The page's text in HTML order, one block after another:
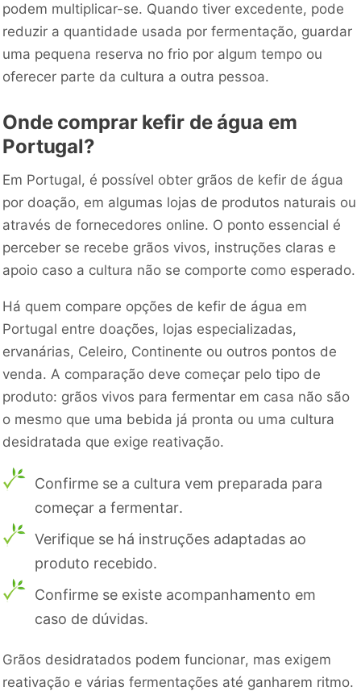
podem multiplicar-se. Quando tiver excedente, pode
reduzir a quantidade usada por fermentação, guardar
uma pequena reserva no frio por algum tempo ou
oferecer parte da cultura a outra pessoa.
Onde comprar kefir de água em
Portugal?
Em Portugal, é possível obter grãos de kefir de água
por doação, em algumas lojas de produtos naturais ou
através de fornecedores online. O ponto essencial é
perceber se recebe grãos vivos, instruções claras e
apoio caso a cultura não se comporte como esperado.
Há quem compare opções de kefir de água em
Portugal entre doações, lojas especializadas,
ervanárias, Celeiro, Continente ou outros pontos de
venda. A comparação deve começar pelo tipo de
produto: grãos vivos para fermentar em casa não são
o mesmo que uma bebida já pronta ou uma cultura
desidratada que exige reativação.
Confirme se a cultura vem preparada para
começar a fermentar.
Verifique se há instruções adaptadas ao
produto recebido.
Confirme se existe acompanhamento em
caso de dúvidas.
Grãos desidratados podem funcionar, mas exigem
reativação e várias fermentações até ganharem ritmo.